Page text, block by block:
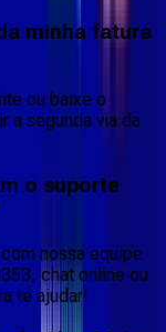
minha fatura
ou baixe o
a segunda via da
o suporte
nossa equipe
chat online ou
te ajudar!